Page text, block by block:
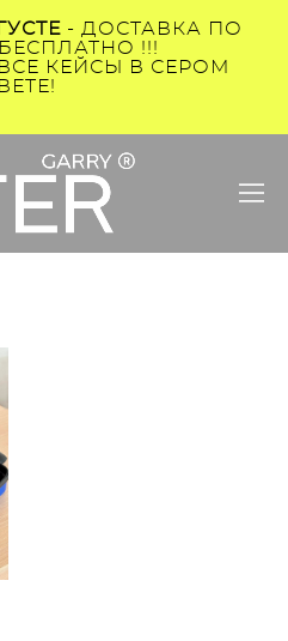
- ДОСТАВКА ПО
!!!
КЕЙСЫ В СЕРОМ